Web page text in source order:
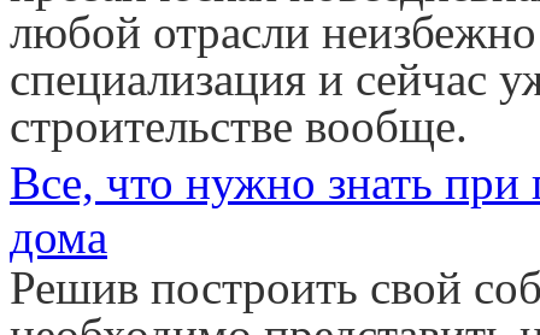
любой отрасли неизбежно
специализация и сейчас
строительстве вообще.
Все, что нужно знать при
дома
Решив построить свой